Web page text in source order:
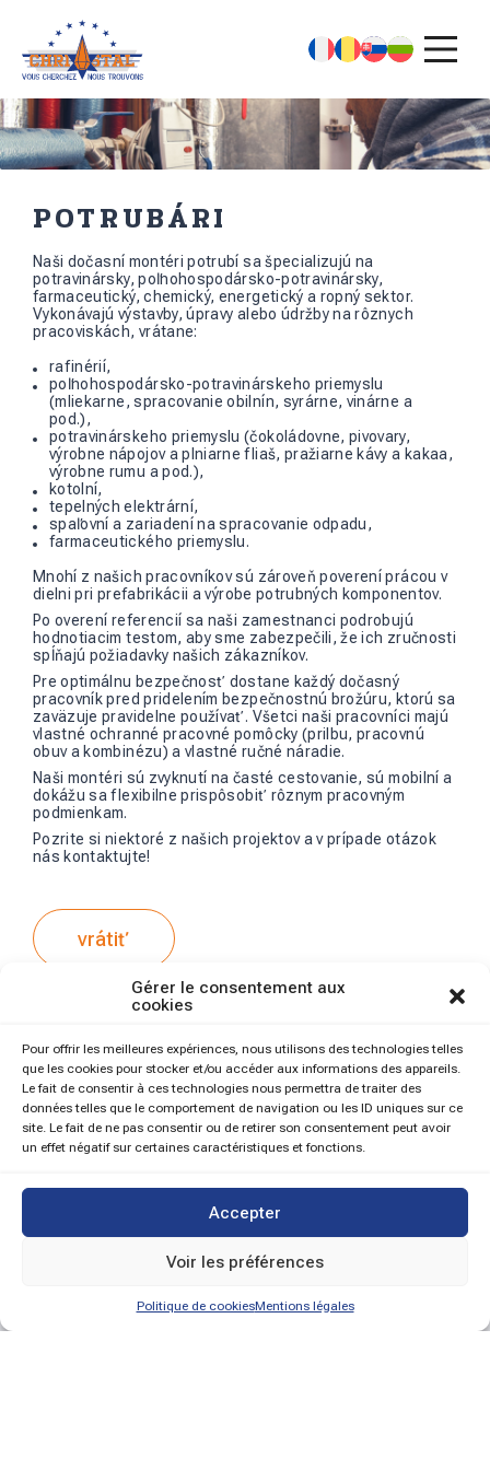
Gérer le consentement aux
cookies
Pour offrir les meilleures expériences, nous utilisons des technologies telles
que les cookies pour stocker et/ou accéder aux informations des appareils.
Le fait de consentir à ces technologies nous permettra de traiter des
données telles que le comportement de navigation ou les ID uniques sur ce
site. Le fait de ne pas consentir ou de retirer son consentement peut avoir
un effet négatif sur certaines caractéristiques et fonctions.
Accepter
Voir les préférences
Politique de cookiesMentions légales
POTRUBÁRI
Naši dočasní montéri potrubí sa špecializujú na
potravinársky, poľnohospodársko-potravinársky,
farmaceutický, chemický, energetický a ropný sektor.
Vykonávajú výstavby, úpravy alebo údržby na rôznych
pracoviskách, vrátane:
rafinérií,
poľnohospodársko-potravinárskeho priemyslu
(mliekarne, spracovanie obilnín, syrárne, vinárne a
pod.),
potravinárskeho priemyslu (čokoládovne, pivovary,
výrobne nápojov a plniarne fliaš, pražiarne kávy a kakaa,
výrobne rumu a pod.),
kotolní,
tepelných elektrární,
spaľovní a zariadení na spracovanie odpadu,
farmaceutického priemyslu.
Mnohí z našich pracovníkov sú zároveň poverení prácou v
dielni pri prefabrikácii a výrobe potrubných komponentov.
Po overení referencií sa naši zamestnanci podrobujú
hodnotiacim testom, aby sme zabezpečili, že ich zručnosti
spĺňajú požiadavky našich zákazníkov.
Pre optimálnu bezpečnosť dostane každý dočasný
pracovník pred pridelením bezpečnostnú brožúru, ktorú sa
zaväzuje pravidelne používať. Všetci naši pracovníci majú
vlastné ochranné pracovné pomôcky (prilbu, pracovnú
obuv a kombinézu) a vlastné ručné náradie.
Naši montéri sú zvyknutí na časté cestovanie, sú mobilní a
dokážu sa flexibilne prispôsobiť rôznym pracovným
podmienkam.
Pozrite si niektoré z našich projektova v prípade otázok
nás kontaktujte!
vrátiť